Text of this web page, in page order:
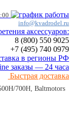
info@kvadrodel.ru
аксессуаров:
8 (800) 550 9025
+7 (495) 740 0979
в регионы РФ
заказы — 24 часа
Быстрая доставка
700H, Baltmotors